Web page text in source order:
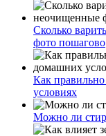
Сколько
фото пошагово
Как
условиях
Можно ли